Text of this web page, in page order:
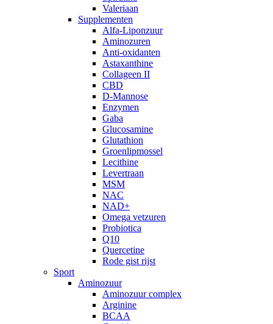
Valeriaan
Supplementen
Alfa-Liponzuur
Aminozuren
Anti-oxidanten
Astaxanthine
Collageen II
CBD
D-Mannose
Enzymen
Gaba
Glucosamine
Glutathion
Groenlipmossel
Lecithine
Levertraan
MSM
NAC
NAD+
Omega vetzuren
Probiotica
Q10
Quercetine
Rode gist rijst
Sport
Aminozuur
Aminozuur complex
Arginine
BCAA